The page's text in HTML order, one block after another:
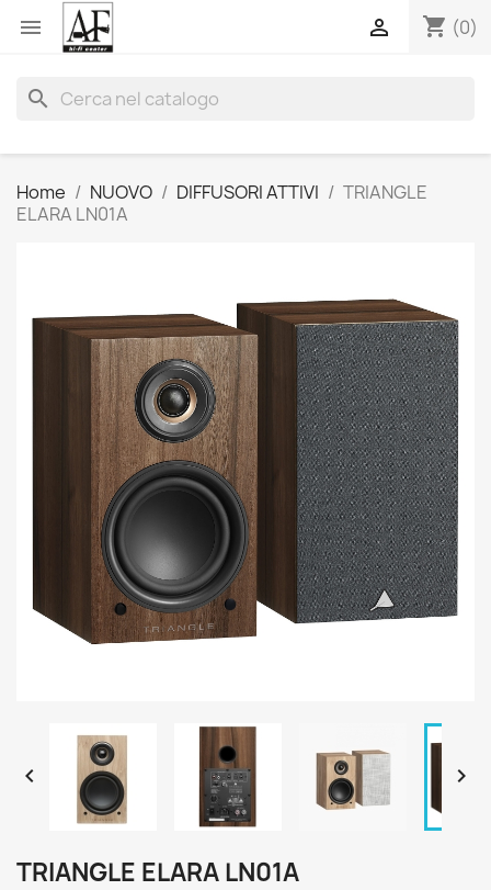
 shopping_cart (0)

search
Home NUOVO DIFFUSORI ATTIVI
TRIANGLE
ELARA LN01A
 
TRIANGLE ELARA LN01A